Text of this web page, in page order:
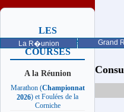
La R�union Grand
LES
PROCHAINES
COURSES
A la Réunion
Marathon (Championnat
2026) et Foulées de la
Corniche